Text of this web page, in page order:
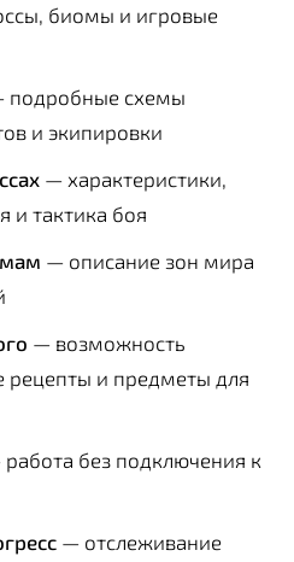
биомы и игровые
подробные схемы
и экипировки
— характеристики,
и тактика боя
— описание зон мира
— возможность
рецепты и предметы для
без подключения к
— отслеживание